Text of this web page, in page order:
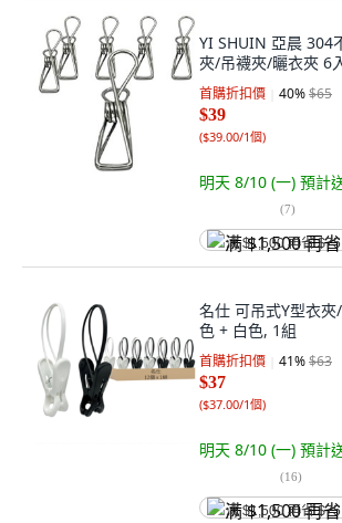
YI SHUIN 亞晨 304
夾/吊襪夾/曬衣夾 6
首購折扣價 40%$65
$39
($39.00/1個)
明天 8/10 (一) 預計
(7)
满 $1,500 再省
名仕 可吊式Y型衣
色 + 白色, 1組
首購折扣價 41%$63
$37
($37.00/1個)
明天 8/10 (一) 預計
(16)
满 $1,500 再省